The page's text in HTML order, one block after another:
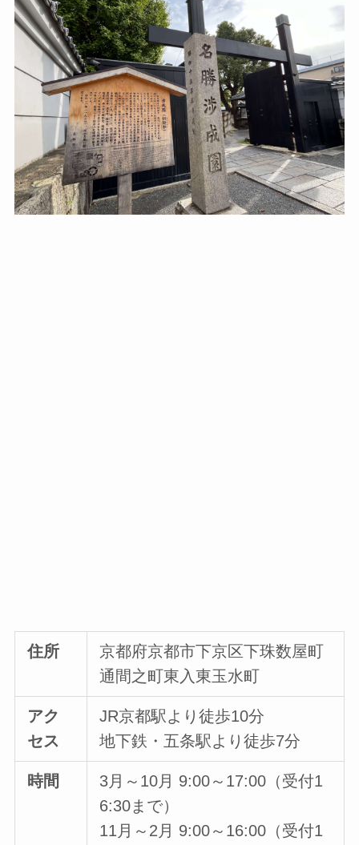
住所
京都府京都市下京区下珠数屋町
通間之町東入東玉水町
アク
セス
JR京都駅より徒歩10分
地下鉄・五条駅より徒歩7分
時間
3月～10月 9:00～17:00（受付1
6:30まで）
11月～2月 9:00～16:00（受付1